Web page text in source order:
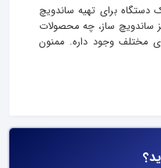
دستگاه برای تهیه ساندویچ
ساندویچ ساز، چه محصولات
مختلف وجود داره. ممنون